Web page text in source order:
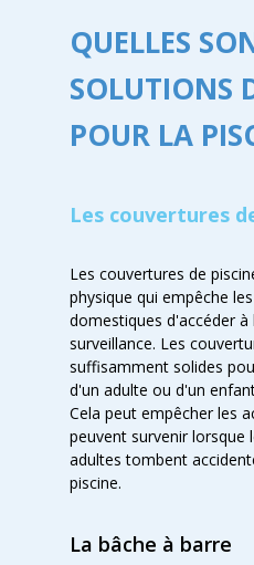
QUELLES
SOLUTIONS
POUR LA
Les couvertures
Les couvertures de
physique qui empêche
domestiques d'accéder à
surveillance. Les
suffisamment solides
d'un adulte ou d'un
Cela peut empêcher les
peuvent survenir lorsque
adultes tombent
piscine.
La bâche à barre